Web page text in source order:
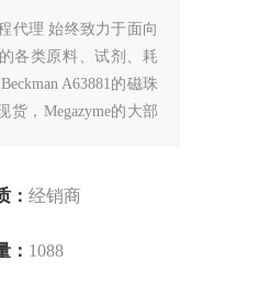
代理 始终致力于面向
各类原料、试剂、耗
A63881的磁珠
货，Megazyme的大部
： 经销商
： 1088